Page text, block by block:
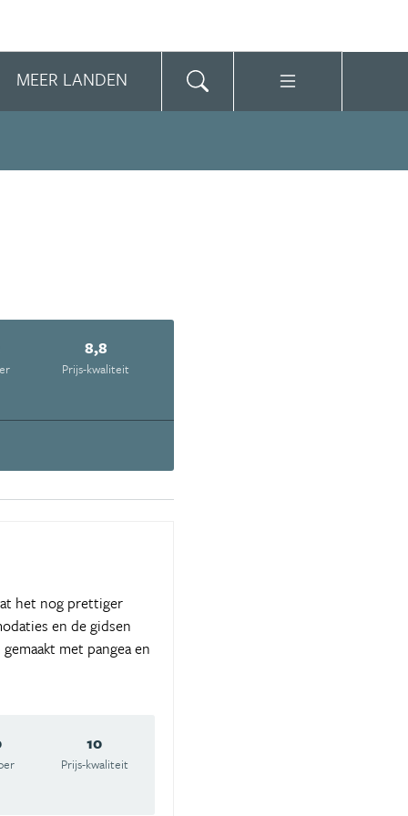
MEER LANDEN
8,8
Prijs-kwaliteit
het nog prettiger
en de gidsen
met pangea en
10
Prijs-kwaliteit